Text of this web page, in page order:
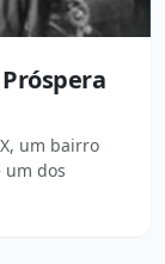
um bairro
um dos